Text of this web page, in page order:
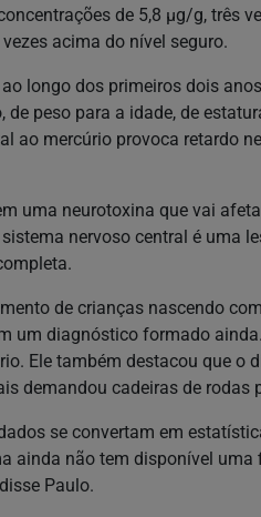
de 5,8 µg/g, três
acima do nível seguro.
ao longo dos primeiros dois
de peso para a idade, de
ao mercúrio provoca retardo
uma neurotoxina que vai
nervoso central é uma
de crianças nascendo
um diagnóstico formado
Ele também destacou que o
demandou cadeiras de rodas
se convertam em
ainda não tem disponível
Paulo.